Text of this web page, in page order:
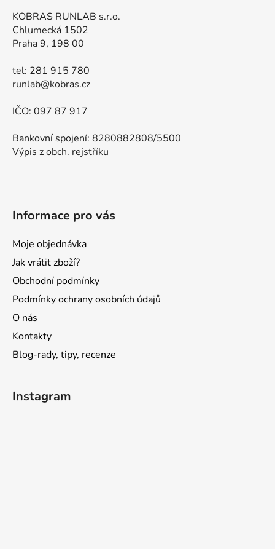
KOBRAS RUNLAB s.r.o.
Chlumecká 1502
Praha 9, 198 00
tel: 281 915 780
runlab@kobras.cz
IČO: 097 87 917
Bankovní spojení: 8280882808/5500
Výpis z obch. rejstříku
Informace pro vás
Moje objednávka
Jak vrátit zboží?
Obchodní podmínky
Podmínky ochrany osobních údajů
O nás
Kontakty
Blog-rady, tipy, recenze
Instagram